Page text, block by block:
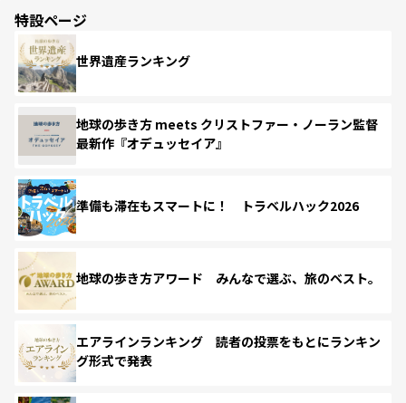
特設ページ
世界遺産ランキング
地球の歩き方 meets クリストファー・ノーラン監督
最新作『オデュッセイア』
準備も滞在もスマートに！ トラベルハック2026
地球の歩き方アワード みんなで選ぶ、旅のベスト。
エアラインランキング 読者の投票をもとにランキン
グ形式で発表